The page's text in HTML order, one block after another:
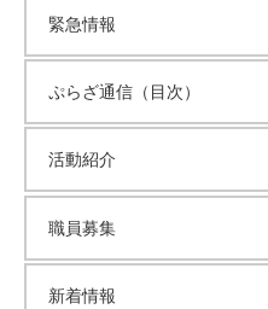
緊急情報
ぷらざ通信（目次）
活動紹介
職員募集
新着情報